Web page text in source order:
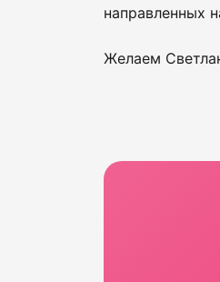
направленных
Желаем